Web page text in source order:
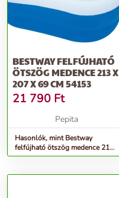
BESTWAY FELFÚJHATÓ
ÖTSZÖG MEDENCE 213 X
207 X 69 CM 54153
21 790 Ft
Pepita
Hasonlók, mint Bestway
felfújható ötszög medence 213
x 207 x 69 cm 54153